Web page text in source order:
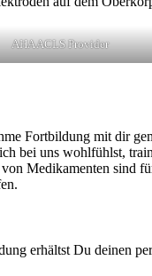
AHA ACLS Provider
Fortbildung mit dir
bei uns wohlfühlst,
Medikamenten sind
erhältst Du deinen